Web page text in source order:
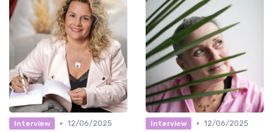
Interview • 12/06/2025
Interview • 12/06/2025